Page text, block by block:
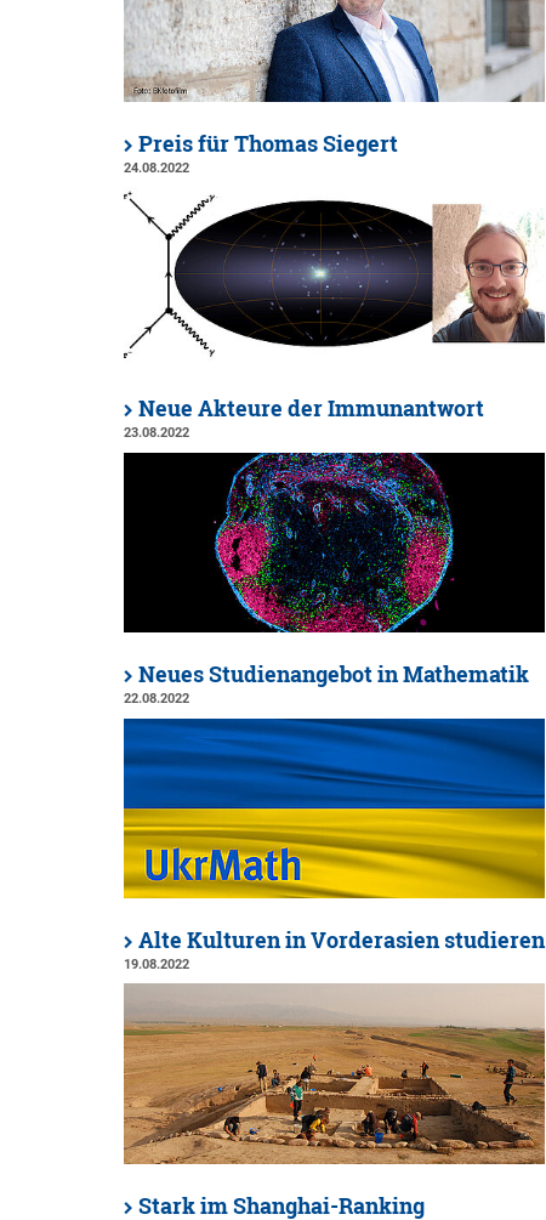
Preis für Thomas Siegert
24.08.2022
Neue Akteure der Immunantwort
23.08.2022
Neues Studienangebot in Mathematik
22.08.2022
Alte Kulturen in Vorderasien studieren
19.08.2022
Stark im Shanghai-Ranking